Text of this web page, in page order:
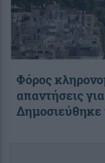
Φόρος
απαντήσεις